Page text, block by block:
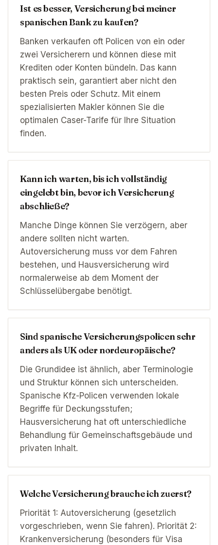
Ist es besser, Versicherung bei meiner
spanischen Bank zu kaufen?
Banken verkaufen oft Policen von ein oder
zwei Versicherern und können diese mit
Krediten oder Konten bündeln. Das kann
praktisch sein, garantiert aber nicht den
besten Preis oder Schutz. Mit einem
spezialisierten Makler können Sie die
optimalen Caser-Tarife für Ihre Situation
finden.
Kann ich warten, bis ich vollständig
eingelebt bin, bevor ich Versicherung
abschließe?
Manche Dinge können Sie verzögern, aber
andere sollten nicht warten.
Autoversicherung muss vor dem Fahren
bestehen, und Hausversicherung wird
normalerweise ab dem Moment der
Schlüsselübergabe benötigt.
Sind spanische Versicherungspolicen sehr
anders als UK oder nordeuropäische?
Die Grundidee ist ähnlich, aber Terminologie
und Struktur können sich unterscheiden.
Spanische Kfz-Policen verwenden lokale
Begriffe für Deckungsstufen;
Hausversicherung hat oft unterschiedliche
Behandlung für Gemeinschaftsgebäude und
privaten Inhalt.
Welche Versicherung brauche ich zuerst?
Priorität 1: Autoversicherung (gesetzlich
vorgeschrieben, wenn Sie fahren). Priorität 2:
Krankenversicherung (besonders für Visa